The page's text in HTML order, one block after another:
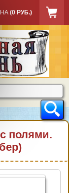
(0 РУБ.)
полями.